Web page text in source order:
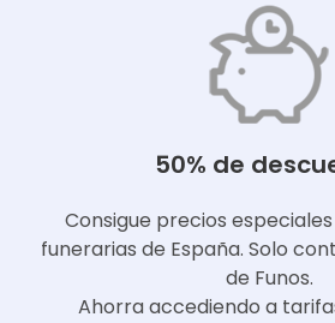
50% de
Consigue precios
funerarias de España. Solo
de Funos.
Ahorra accediendo a